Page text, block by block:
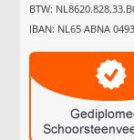
BTW:
IBAN: NL65 ABNA